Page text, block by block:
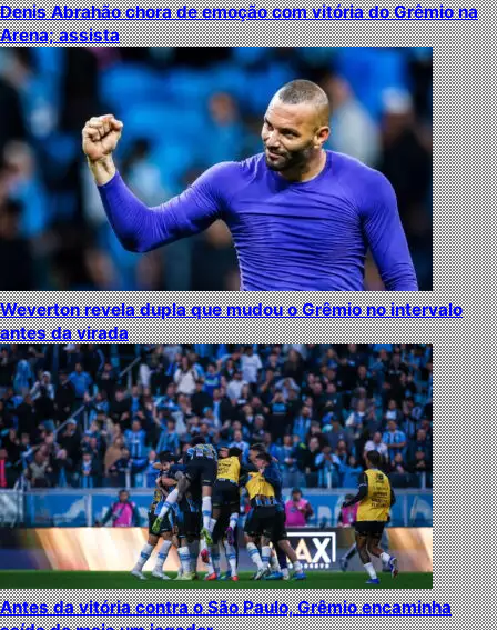
Denis Abrahão chora de emoção com vitória do Grêmio na
Arena; assista
Weverton revela dupla que mudou o Grêmio no intervalo
antes da virada
Antes da vitória contra o São Paulo, Grêmio encaminha